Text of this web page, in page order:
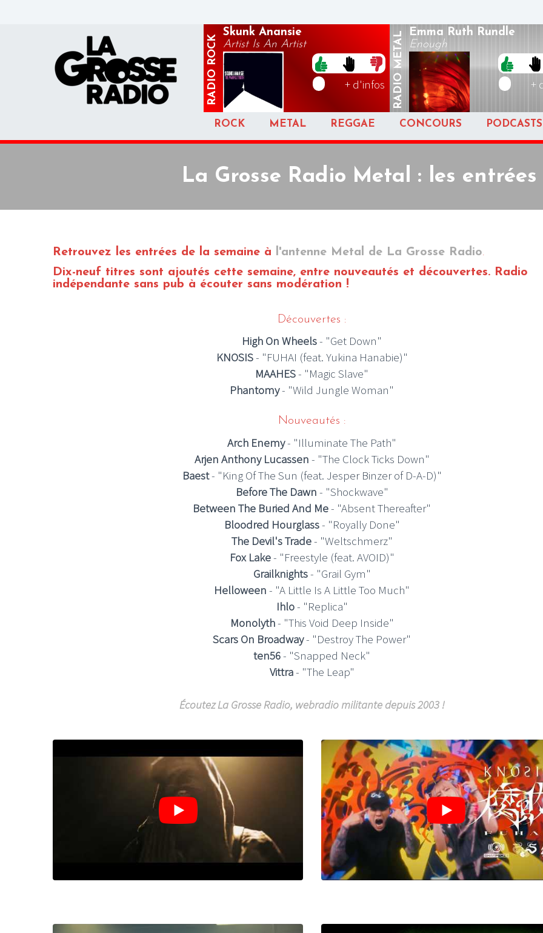
RADIO
ROCK
Skunk Anansie
Artist Is An Artist
+ d'infos RADIO
METAL Emma Ruth Rundle
Enough
+
ROCK METAL REGGAE CONCOURS PODCASTS
La Grosse Radio Metal : les entrées
Retrouvez les entrées de la semaine à l'antenne Metal de La Grosse Radio.
Dix-neuf titres sont ajoutés cette semaine, entre nouveautés et découvertes. Radio
indépendante sans pub à écouter sans modération !
Découvertes :
High On Wheels- "Get Down"
KNOSIS- "FUHAI (feat. Yukina Hanabie)"
MAAHES- "Magic Slave"
Phantomy- "Wild Jungle Woman"
Nouveautés :
Arch Enemy- "Illuminate The Path"
Arjen Anthony Lucassen - "The Clock Ticks Down"
Baest- "King Of The Sun (feat. Jesper Binzer of D-A-D)"
Before The Dawn - "Shockwave"
Between The Buried And Me- "Absent Thereafter"
Bloodred Hourglass- "Royally Done"
The Devil's Trade- "Weltschmerz"
Fox Lake- "Freestyle (feat. AVOID)"
Grailknights- "Grail Gym"
Helloween - "A Little Is A Little Too Much"
Ihlo- "Replica"
Monolyth- "This Void Deep Inside"
Scars On Broadway- "Destroy The Power"
ten56- "Snapped Neck"
Vittra- "The Leap"
Écoutez La Grosse Radio, webradio militante depuis 2003 !
LE GROS RIFFIFI –
LE GROS RIFFIFI – Surfin’